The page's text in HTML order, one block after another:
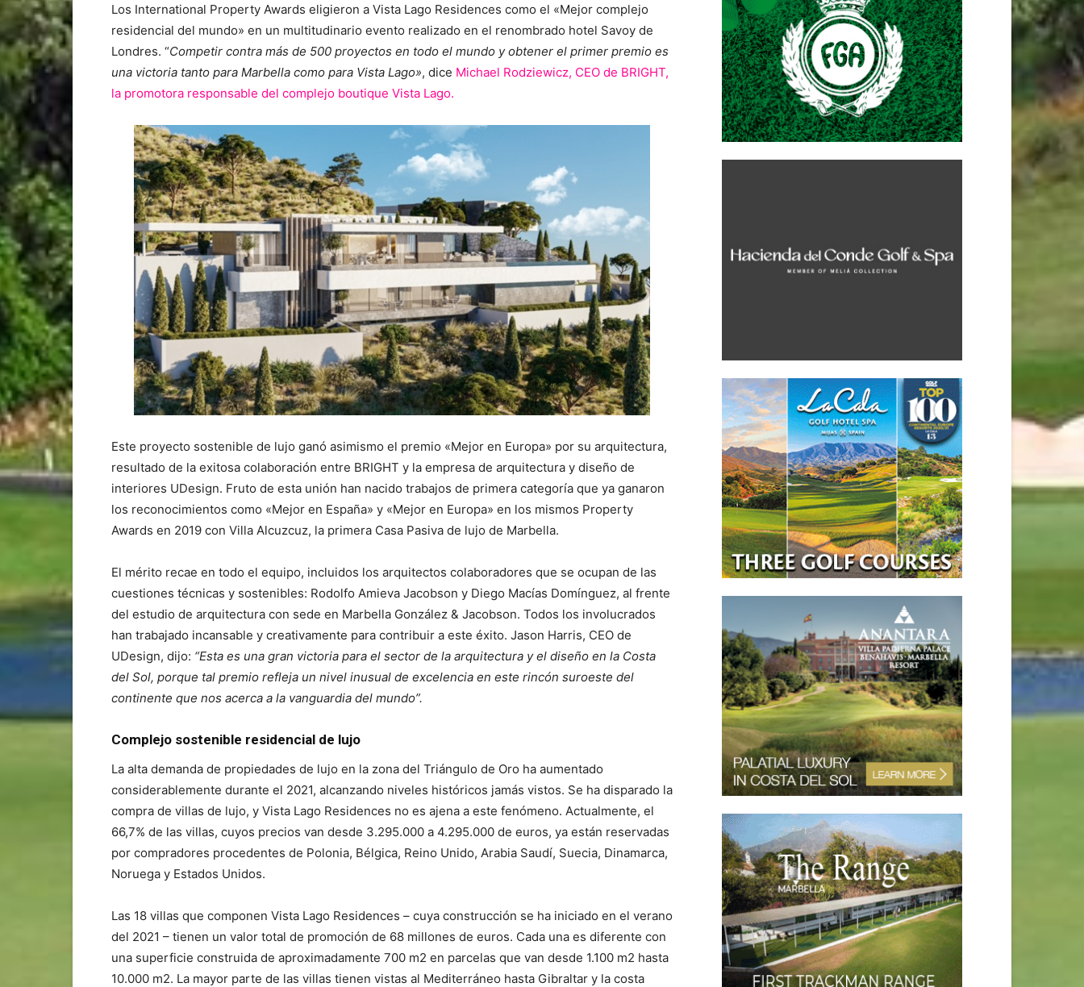
Los International Property Awards eligieron a Vista Lago Residences como el «Mejor complejo
residencial del mundo» en un multitudinario evento realizado en el renombrado hotel Savoy de
Londres. “Competir contra más de 500 proyectos en todo el mundo y obtener el primer premio es
una victoria tanto para Marbella como para Vista Lago», dice Michael Rodziewicz, CEO de BRIGHT,
la promotora responsable del complejo boutique Vista Lago.
Este proyecto sostenible de lujo ganó asimismo el premio «Mejor en Europa» por su arquitectura,
resultado de la exitosa colaboración entre BRIGHT y la empresa de arquitectura y diseño de
interiores UDesign. Fruto de esta unión han nacido trabajos de primera categoría que ya ganaron
los reconocimientos como «Mejor en España» y «Mejor en Europa» en los mismos Property
Awards en 2019 con Villa Alcuzcuz, la primera Casa Pasiva de lujo de Marbella.
El mérito recae en todo el equipo, incluidos los arquitectos colaboradores que se ocupan de las
cuestiones técnicas y sostenibles: Rodolfo Amieva Jacobson y Diego Macías Domínguez, al frente
del estudio de arquitectura con sede en Marbella González & Jacobson. Todos los involucrados
han trabajado incansable y creativamente para contribuir a este éxito. Jason Harris, CEO de
UDesign, dijo: “Esta es una gran victoria para el sector de la arquitectura y el diseño en la Costa
del Sol, porque tal premio refleja un nivel inusual de excelencia en este rincón suroeste del
continente que nos acerca a la vanguardia del mundo”.
Complejo sostenible residencial de lujo
La alta demanda de propiedades de lujo en la zona del Triángulo de Oro ha aumentado
considerablemente durante el 2021, alcanzando niveles históricos jamás vistos. Se ha disparado la
compra de villas de lujo, y Vista Lago Residences no es ajena a este fenómeno. Actualmente, el
66,7% de las villas, cuyos precios van desde 3.295.000 a 4.295.000 de euros, ya están reservadas
por compradores procedentes de Polonia, Bélgica, Reino Unido, Arabia Saudí, Suecia, Dinamarca,
Noruega y Estados Unidos.
Las 18 villas que componen Vista Lago Residences – cuya construcción se ha iniciado en el verano
del 2021 – tienen un valor total de promoción de 68 millones de euros. Cada una es diferente con
una superficie construida de aproximadamente 700 m2 en parcelas que van desde 1.100 m2 hasta
10.000 m2. La mayor parte de las villas tienen vistas al Mediterráneo hasta Gibraltar y la costa